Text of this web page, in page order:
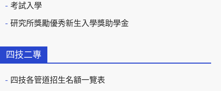
考試入學
研究所獎勵優秀新生入學獎助學金
四技二專
四技各管道招生名額一覽表